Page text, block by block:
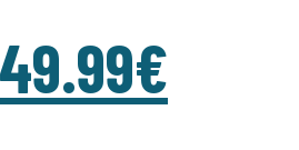
49.99€